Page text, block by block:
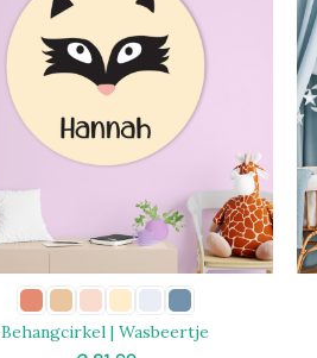
Behangcirkel | Wasbeertje